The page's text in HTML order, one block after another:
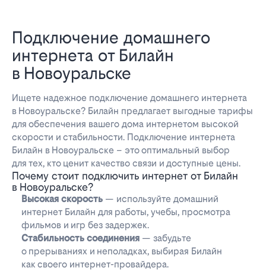
Подключение домашнего
интернета от Билайн
в Новоуральске
Ищете надежное подключение домашнего интернета
в Новоуральске? Билайн предлагает выгодные тарифы
для обеспечения вашего дома интернетом высокой
скорости и стабильности. Подключение интернета
Билайн в Новоуральске – это оптимальный выбор
для тех, кто ценит качество связи и доступные цены.
Почему стоит подключить интернет от Билайн
в Новоуральске?
Высокая скорость — используйте домашний
интернет Билайн для работы, учебы, просмотра
фильмов и игр без задержек.
Стабильность соединения — забудьте
о прерываниях и неполадках, выбирая Билайн
как своего интернет-провайдера.